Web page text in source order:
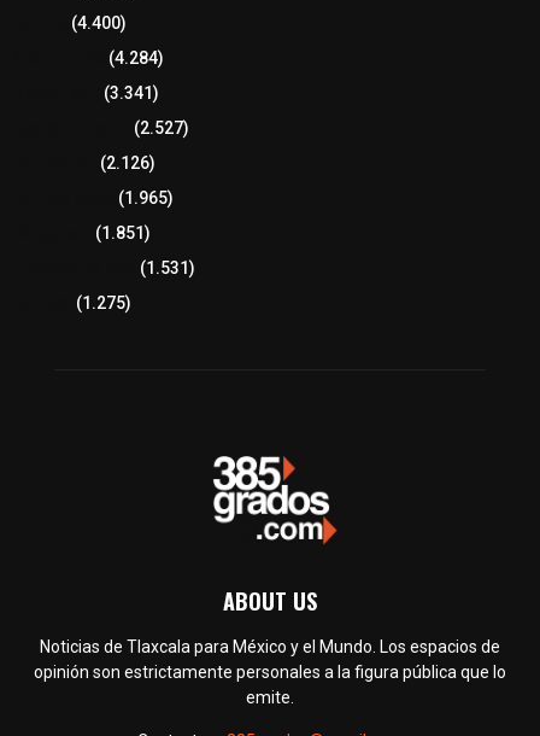
(4.400)
(4.284)
(3.341)
(2.527)
(2.126)
(1.965)
(1.851)
(1.531)
(1.275)
ABOUT US
Noticias de Tlaxcala para México y el Mundo. Los espacios de
opinión son estrictamente personales a la figura pública que lo
emite.